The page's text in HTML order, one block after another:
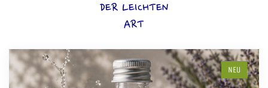
DER LEICHTEN
ART
NEU